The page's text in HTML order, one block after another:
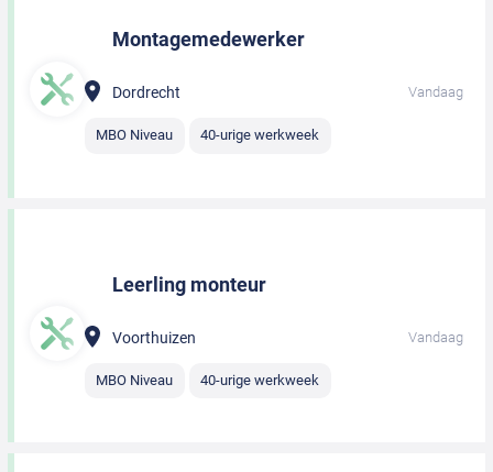
Montagemedewerker
Dordrecht Vandaag
MBO Niveau 40-urige werkweek
Leerling monteur
Voorthuizen Vandaag
MBO Niveau 40-urige werkweek